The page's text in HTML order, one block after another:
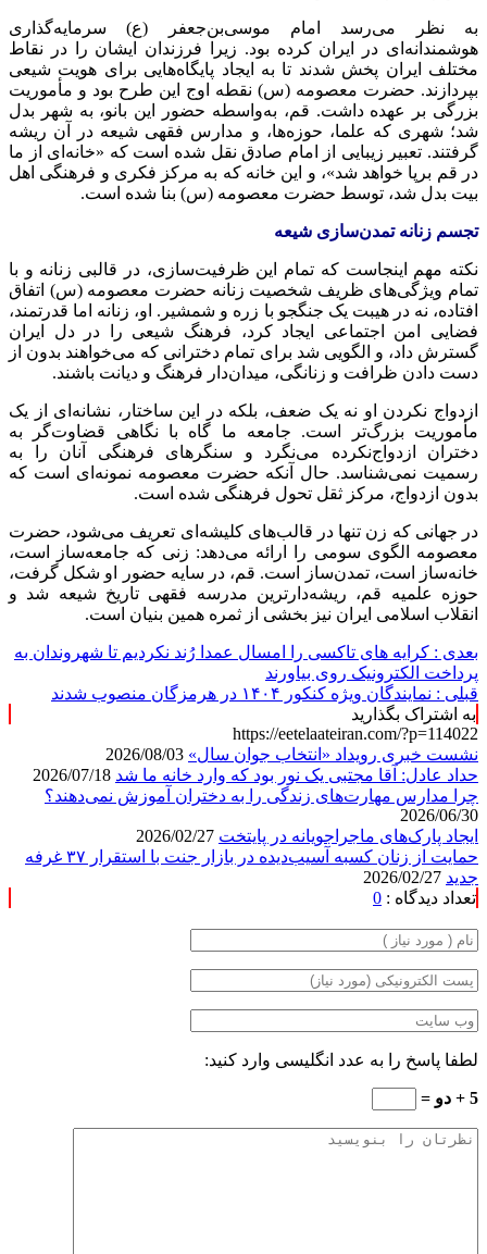
به نظر می‌رسد امام موسی‌بن‌جعفر (ع) سرمایه‌گذاری
هوشمندانه‌ای در ایران کرده بود. زیرا فرزندان ایشان را در نقاط
مختلف ایران پخش شدند تا به ایجاد پایگاه‌هایی برای هویت شیعی
بپردازند. حضرت معصومه (س) نقطه اوج این طرح بود و مأموریت
بزرگی بر عهده داشت. قم، به‌واسطه حضور این بانو، به شهر بدل
شد؛ شهری که علما، حوزه‌ها، و مدارس فقهی شیعه در آن ریشه
گرفتند. تعبیر زیبایی از امام صادق نقل شده است که «خانه‌ای از ما
در قم برپا خواهد شد»، و این خانه که به مرکز فکری و فرهنگی اهل
بیت بدل شد، توسط حضرت معصومه (س) بنا شده است.
تجسم زنانه تمدن‌سازی شیعه
نکته مهم اینجاست که تمام این ظرفیت‌سازی، در قالبی زنانه و با
تمام ویژگی‌های ظریف شخصیت زنانه حضرت معصومه (س) اتفاق
افتاده، نه در هیبت یک جنگجو با زره و شمشیر. او، زنانه اما قدرتمند،
فضایی امن اجتماعی ایجاد کرد، فرهنگ شیعی را در دل ایران
گسترش داد، و الگویی شد برای تمام دخترانی که می‌خواهند بدون از
دست دادن ظرافت و زنانگی، میدان‌دار فرهنگ و دیانت باشند.
ازدواج نکردن او نه یک ضعف، بلکه در این ساختار، نشانه‌ای از یک
مأموریت بزرگ‌تر است. جامعه ما گاه با نگاهی قضاوت‌گر به
دختران ازدواج‌نکرده می‌نگرد و سنگرهای فرهنگی آنان را به
رسمیت نمی‌شناسد. حال آنکه حضرت معصومه نمونه‌ای است که
بدون ازدواج، مرکز ثقل تحول فرهنگی شده است.
در جهانی که زن تنها در قالب‌های کلیشه‌ای تعریف می‌شود، حضرت
معصومه الگوی سومی را ارائه می‌دهد: زنی که جامعه‌ساز است،
خانه‌ساز است، تمدن‌ساز است. قم، در سایه حضور او شکل گرفت،
حوزه علمیه قم، ریشه‌دارترین مدرسه فقهی تاریخ شیعه شد و
انقلاب اسلامی ایران نیز بخشی از ثمره همین بنیان است.
بعدی : کرایه های تاکسی را امسال عمدا رُند نکردیم تا شهروندان به
پرداخت الکترونیک روی بیاورند
قبلی : نمایندگان ویژه کنکور ۱۴۰۴ در هرمزگان منصوب شدند
به اشتراک بگذارید
https://eetelaateiran.com/?p=114022
نشست خبری رویداد «انتخاب جوان سال»
حداد عادل: آقا مجتبی یک نور بود که وارد خانه ما شد
چرا مدارس مهارت‌های زندگی را به دختران آموزش نمی‌دهند؟
2026/06/30
ایجاد پارک‌های ماجراجویانه در پایتخت
حمایت از زنان کسبه آسیب‌دیده در بازار جنت با استقرار ۳۷ غرفه
جدید
تعداد دیدگاه : 0
لطفا پاسخ را به عدد انگلیسی وارد کنید:
5 + دو =